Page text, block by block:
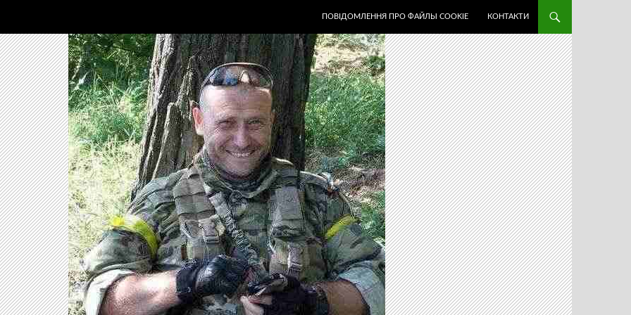
ПОВІДОМЛЕННЯ ПРО ФАЙЛЫ COOKIE КОНТАКТИ